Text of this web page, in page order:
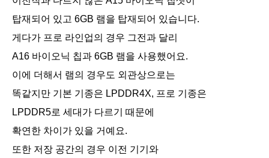
탑재되어 있고 6GB 램을 탑재되어 있습니다.
게다가 프로 라인업의 경우 그전과 달리
A16 바이오닉 칩과 6GB 램을 사용했어요.
이에 더해서 램의 경우도 외관상으로는
똑같지만 기본 기종은 LPDDR4X, 프로 기종은
LPDDR5로 세대가 다르기 때문에
확연한 차이가 있을 거예요.
또한 저장 공간의 경우 이전 기기와